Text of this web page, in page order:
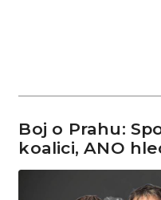
Boj o Prahu:
koalici, ANO